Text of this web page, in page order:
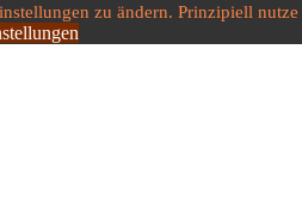
zu ändern. Prinzipiell nutze